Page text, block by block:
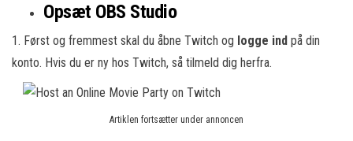
Opsæt OBS Studio
1. Først og fremmest skal du åbne Twitch og logge ind på din
konto. Hvis du er ny hos Twitch, så tilmeld dig herfra.
Artiklen fortsætter under annoncen